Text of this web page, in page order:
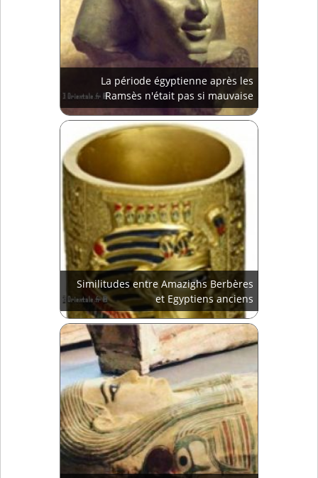
La période égyptienne après les
Ramsès n'était pas si mauvaise
Similitudes entre Amazighs Berbères
et Egyptiens anciens